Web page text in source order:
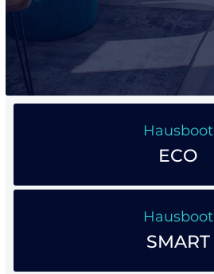
Hausboot
ECO
Hausboot
SMART